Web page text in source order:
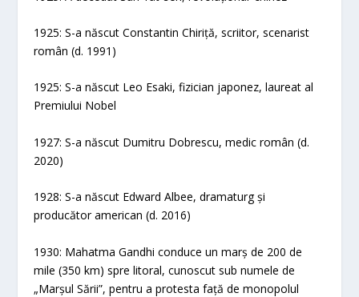
1925: S-a născut Constantin Chiriță, scriitor, scenarist
român (d. 1991)
1925: S-a născut Leo Esaki, fizician japonez, laureat al
Premiului Nobel
1927: S-a născut Dumitru Dobrescu, medic român (d.
2020)
1928: S-a născut Edward Albee, dramaturg și
producător american (d. 2016)
1930: Mahatma Gandhi conduce un marș de 200 de
mile (350 km) spre litoral, cunoscut sub numele de
„Marșul Sării”, pentru a protesta față de monopolul